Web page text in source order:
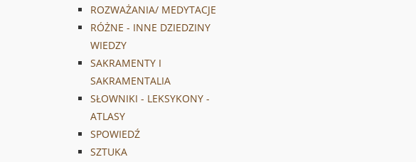
ROZWAŻANIA/ MEDYTACJE
RÓŻNE - INNE DZIEDZINY
WIEDZY
SAKRAMENTY I
SAKRAMENTALIA
SŁOWNIKI - LEKSYKONY -
ATLASY
SPOWIEDŹ
SZTUKA